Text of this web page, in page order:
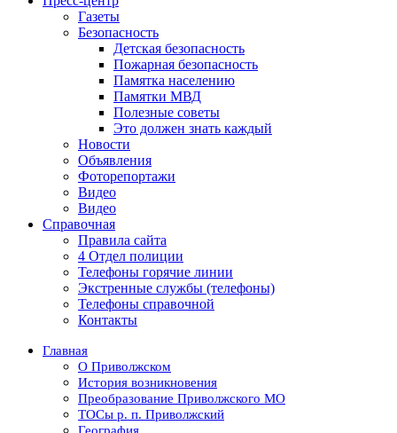
Газеты
Безопасность
Детская безопасность
Пожарная безопасность
Памятка населению
Памятки МВД
Полезные советы
Это должен знать каждый
Новости
Объявления
Фоторепортажи
Видео
Видео
Справочная
Правила сайта
4 Отдел полиции
Телефоны горячие линии
Экстренные службы (телефоны)
Телефоны справочной
Контакты
Главная
О Приволжском
История возникновения
Преобразование Приволжского МО
ТОСы р. п. Приволжский